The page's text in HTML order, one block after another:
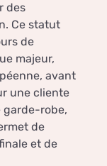
des
Ce statut
de
majeur,
avant
une cliente
garde-robe,
de
et de